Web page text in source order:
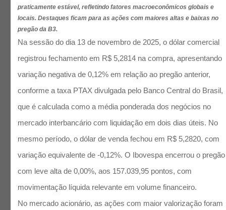
praticamente estável, refletindo fatores macroeconômicos globais e
locais. Destaques ficam para as ações com maiores altas e baixas no
pregão da B3.
Na sessão do dia 13 de novembro de 2025, o dólar comercial
registrou fechamento em R$ 5,2814 na compra, apresentando
variação negativa de 0,12% em relação ao pregão anterior,
conforme a taxa PTAX divulgada pelo Banco Central do Brasil,
que é calculada como a média ponderada dos negócios no
mercado interbancário com liquidação em dois dias úteis. No
mesmo período, o dólar de venda fechou em R$ 5,2820, com
variação equivalente de -0,12%. O Ibovespa encerrou o pregão
com leve alta de 0,00%, aos 157.039,95 pontos, com
movimentação líquida relevante em volume financeiro.
No mercado acionário, as ações com maior valorização foram